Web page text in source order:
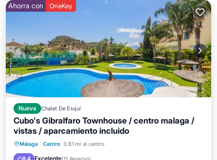
Ahorra con OneKey
Nueva Chalet De Esquí
Cubo's Gibralfaro Townhouse / centro malaga /
vistas / aparcamiento incluido
Málaga · Centro 0.81 mi al centro
8.4 Excelente(15 Reseñas)
Aparcamiento
Piscina
Balcón/Terraza